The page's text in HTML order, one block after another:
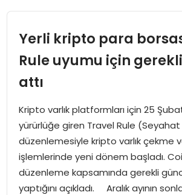
EĞITIM
SPOR
EKONOMI
MAGAZIN
Yerli kripto para
Rule uyumu için
attı
Kripto varlık platformları için 25
yürürlüğe giren Travel Rule (Seyahat
düzenlemesiyle kripto varlık çekme
işlemlerinde yeni dönem başladı.
düzenleme kapsamında gerekli
yaptığını açıkladı. Aralık ayının